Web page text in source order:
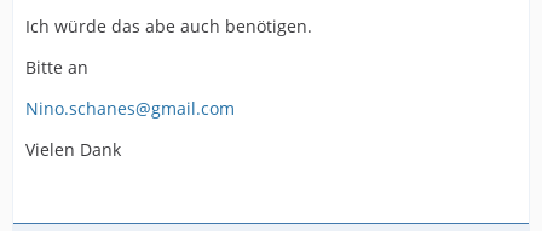
Ich würde das abe auch benötigen.
Bitte an
Nino.schanes@gmail.com
Vielen Dank